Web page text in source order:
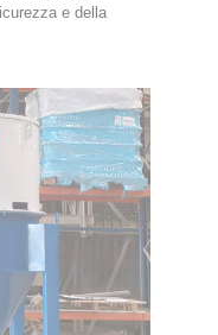
e della